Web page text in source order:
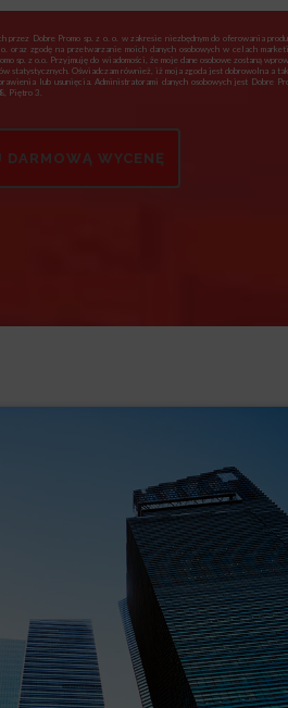
przez Dobre Promo sp. z o. o. w zakresie niezbędnym do oferowania
oraz zgodę na przetwarzanie moich danych osobowych w celach
sp. z o.o. Przyjmuję do wiadomości, że moje dane osobowe zostaną
statystycznych. Oświadczam również, iż moja zgoda jest dobrowolna a
lub usunięcia. Administratorami danych osobowych jest Dobre
Piętro 3.